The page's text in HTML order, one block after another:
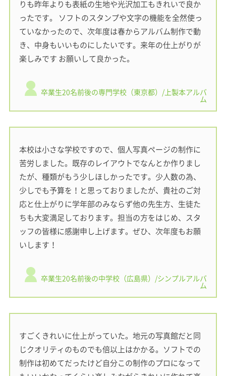
りも昨年よりも表紙の生地や光沢加工もきれいで良か
ったです。 ソフトのスタンプや文字の機能を全然使っ
ていなかったので、次年度は春からアルバム制作で動
き、中身もいいものにしたいです。来年の仕上がりが
楽しみです お願いして良かった。
卒業生20名前後の専門学校（東京都）/上製本アルバ
ム
本校は小さな学校ですので、個人写真ページの制作に
苦労しました。既存のレイアウトでなんとか作りまし
たが、種類がもう少しほしかったです。少人数の為、
少しでも予算を！と思っておりましたが、貴社のご対
応と仕上がりに学年部のみならず他の先生方、生徒た
ちも大変満足しております。担当の方をはじめ、スタ
ッフの皆様に感謝申し上げます。ぜひ、次年度もお願
いします！
卒業生20名前後の中学校（広島県）/シンプルアルバ
ム
すごくきれいに仕上がっていた。地元の写真館だと同
じクオリティのものでも倍以上はかかる。ソフトでの
制作は初めてだったけど自分この制作のプロになって